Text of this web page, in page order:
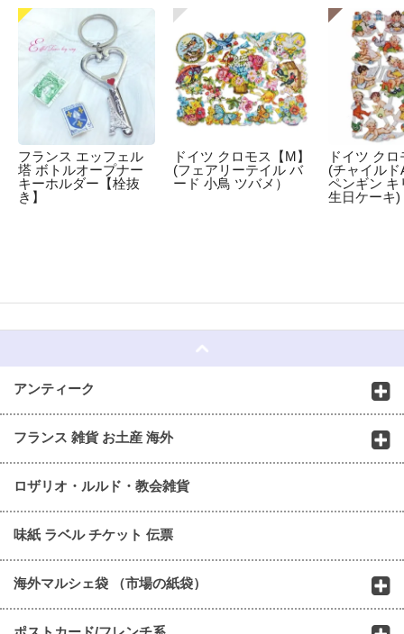
フランス エッフェル
塔 ボトルオープナー
キーホルダー【栓抜
き】
ドイツ クロモス【M】
(フェアリーテイル バ
ード 小鳥 ツバメ）
ドイツ ク
(チャイルド
ペンギン キ
生日ケーキ)
アンティーク
フランス 雑貨 お土産 海外
ロザリオ・ルルド・教会雑貨
味紙 ラベル チケット 伝票
海外マルシェ袋 （市場の紙袋）